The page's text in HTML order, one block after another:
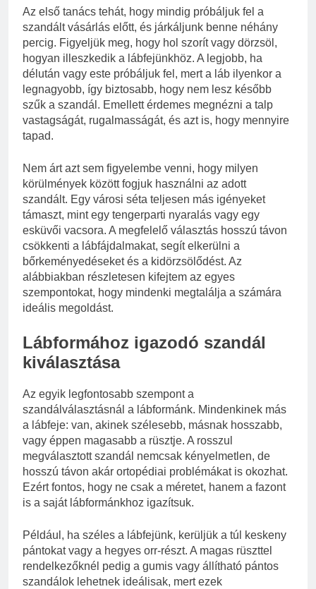
Az első tanács tehát, hogy mindig próbáljuk fel a
szandált vásárlás előtt, és járkáljunk benne néhány
percig. Figyeljük meg, hogy hol szorít vagy dörzsöl,
hogyan illeszkedik a lábfejünkhöz. A legjobb, ha
délután vagy este próbáljuk fel, mert a láb ilyenkor a
legnagyobb, így biztosabb, hogy nem lesz később
szűk a szandál. Emellett érdemes megnézni a talp
vastagságát, rugalmasságát, és azt is, hogy mennyire
tapad.
Nem árt azt sem figyelembe venni, hogy milyen
körülmények között fogjuk használni az adott
szandált. Egy városi séta teljesen más igényeket
támaszt, mint egy tengerparti nyaralás vagy egy
esküvői vacsora. A megfelelő választás hosszú távon
csökkenti a lábfájdalmakat, segít elkerülni a
bőrkeményedéseket és a kidörzsölődést. Az
alábbiakban részletesen kifejtem az egyes
szempontokat, hogy mindenki megtalálja a számára
ideális megoldást.
Lábformához igazodó szandál
kiválasztása
Az egyik legfontosabb szempont a
szandálválasztásnál a lábformánk. Mindenkinek más
a lábfeje: van, akinek szélesebb, másnak hosszabb,
vagy éppen magasabb a rüsztje. A rosszul
megválasztott szandál nemcsak kényelmetlen, de
hosszú távon akár ortopédiai problémákat is okozhat.
Ezért fontos, hogy ne csak a méretet, hanem a fazont
is a saját lábformánkhoz igazítsuk.
Például, ha széles a lábfejünk, kerüljük a túl keskeny
pántokat vagy a hegyes orr-részt. A magas rüszttel
rendelkezőknél pedig a gumis vagy állítható pántos
szandálok lehetnek ideálisak, mert ezek